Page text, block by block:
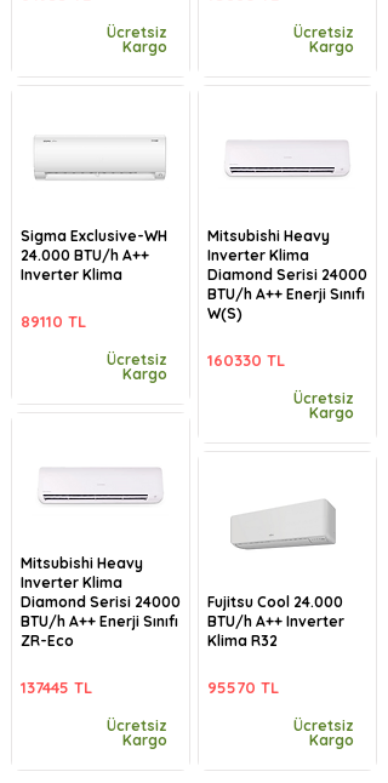
Ücretsiz
Kargo
Sigma Exclusive-WH
24.000 BTU/h A++
Inverter Klima
89110 TL
Ücretsiz
Kargo
Mitsubishi Heavy
Inverter Klima
Diamond Serisi 24000
BTU/h A++ Enerji Sınıfı
ZR-Eco
137445 TL
Ücretsiz
Kargo
Ücretsiz
Kargo
Mitsubishi Heavy
Inverter Klima
Diamond Serisi 24000
BTU/h A++ Enerji Sınıfı
W(S)
160330 TL
Ücretsiz
Kargo
Fujitsu Cool 24.000
BTU/h A++ Inverter
Klima R32
95570 TL
Ücretsiz
Kargo